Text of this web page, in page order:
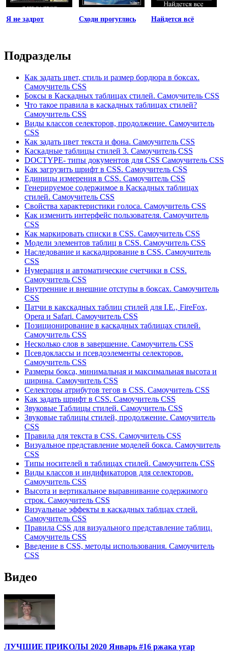
Я не задрот Сходи прогуглись Найдется всё
Подразделы
Как задать цвет, стиль и размер бордюра в боксах.
Самоучитель CSS
Боксы в Каскадных таблицах стилей. Самоучитель CSS
Что такое правила в каскадных таблицах стилей?
Самоучитель CSS
Виды классов селекторов, продолжение. Самоучитель
CSS
Как задать цвет текста и фона. Самоучитель CSS
Каскадные таблицы стилей 3. Самоучитель CSS
DOCTYPE- типы документов для CSS Самоучитель CSS
Как загрузить шрифт в CSS. Самоучитель CSS
Единицы измерения в CSS. Самоучитель CSS
Генерируемое содержимое в Каскадных таблицах
стилей. Самоучитель CSS
Свойства характеристики голоса. Самоучитель CSS
Как изменить интерфейс пользователя. Самоучитель
CSS
Как маркировать списки в CSS. Самоучитель CSS
Модели элементов таблиц в CSS. Самоучитель CSS
Наследование и каскадирование в CSS. Самоучитель
CSS
Нумерация и автоматические счетчики в CSS.
Самоучитель CSS
Внутренние и внешние отступы в боксах. Самоучитель
CSS
Патчи в какскадных таблиц стилей для I.E., FireFox,
Opera и Safari. Самоучитель CSS
Позиционирование в каскадных таблицах стилей.
Самоучитель CSS
Несколько слов в завершение. Самоучитель CSS
Псевдоклассы и псевдоэлементы селекторов.
Самоучитель CSS
Размеры бокса, минимальная и максимальная высота и
ширина. Самоучитель CSS
Селекторы атрибутов тегов в CSS. Самоучитель CSS
Как задать шрифт в CSS. Самоучитель CSS
Звуковые Таблицы стилей. Самоучитель CSS
Звуковые таблицы стилей, продолжение. Самоучитель
CSS
Правила для текста в CSS. Самоучитель CSS
Визуальное представление моделей бокса. Самоучитель
CSS
Типы носителей в таблицах стилей. Самоучитель CSS
Виды классов и индификаторов для селекторов.
Самоучитель CSS
Высота и вертикальное выравнивание содержимого
строк. Самоучитель CSS
Визуальные эффекты в каскадных таблцах стлей.
Самоучитель CSS
Правила CSS для визуального представление таблиц.
Самоучитель CSS
Введение в CSS, методы использования. Самоучитель
CSS
Видео
ЛУЧШИЕ ПРИКОЛЫ 2020 Январь #16 ржака угар